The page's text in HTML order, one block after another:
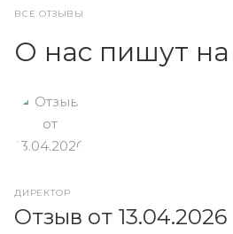
ВСЕ ОТЗЫВЫ
О нас пишут на
ДИРЕКТОР
Отзыв от 13.04.2026